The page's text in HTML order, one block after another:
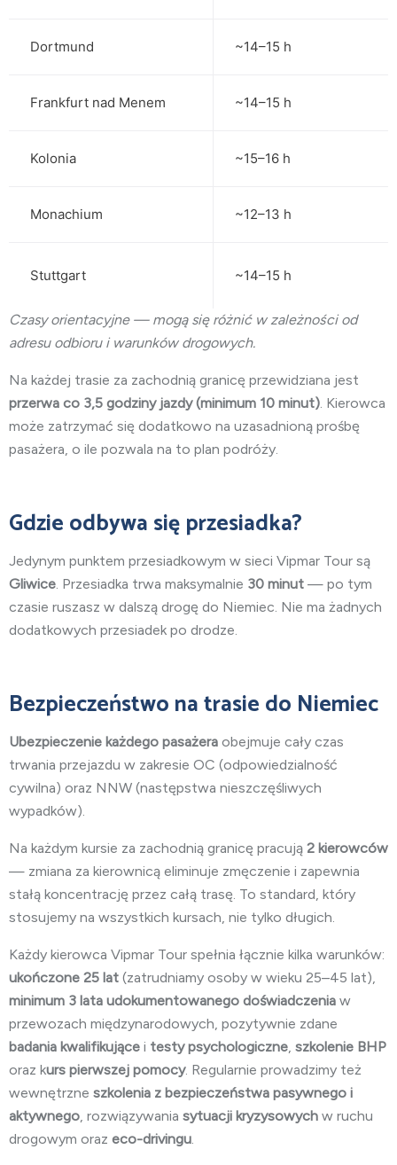
Dortmund ~14–15 h
Frankfurt nad Menem ~14–15 h
Kolonia ~15–16 h
Monachium ~12–13 h
Stuttgart ~14–15 h
Czasy orientacyjne — mogą się różnić w zależności od
adresu odbioru i warunków drogowych.
Na każdej trasie za zachodnią granicę przewidziana jest
przerwa co 3,5 godziny jazdy (minimum 10 minut) . Kierowca
może zatrzymać się dodatkowo na uzasadnioną prośbę
pasażera, o ile pozwala na to plan podróży.
Gdzie odbywa się przesiadka?
Jedynym punktem przesiadkowym w sieci Vipmar Tour są
Gliwice . Przesiadka trwa maksymalnie 30 minut — po tym
czasie ruszasz w dalszą drogę do Niemiec. Nie ma żadnych
dodatkowych przesiadek po drodze.
Bezpieczeństwo na trasie do Niemiec
Ubezpieczenie każdego pasażera obejmuje cały czas
trwania przejazdu w zakresie OC (odpowiedzialność
cywilna) oraz NNW (następstwa nieszczęśliwych
wypadków).
Na każdym kursie za zachodnią granicę pracują 2 kierowców
— zmiana za kierownicą eliminuje zmęczenie i zapewnia
stałą koncentrację przez całą trasę. To standard, który
stosujemy na wszystkich kursach, nie tylko długich.
Każdy kierowca Vipmar Tour spełnia łącznie kilka warunków:
ukończone 25 lat (zatrudniamy osoby w wieku 25–45 lat),
minimum 3 lata udokumentowanego doświadczenia w
przewozach międzynarodowych, pozytywnie zdane
badania kwalifikujące i testy psychologiczne szkolenie BHP
oraz kurs pierwszej pomocy. Regularnie prowadzimy też
wewnętrzne szkolenia z bezpieczeństwa pasywnego i
aktywnego , rozwiązywania sytuacji kryzysowych w ruchu
drogowym oraz eco-drivingu